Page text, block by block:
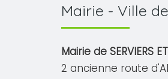
Mairie - Ville de
Mairie de SERVIERS
2 ancienne route